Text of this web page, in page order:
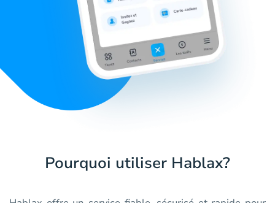
Pourquoi utiliser Hablax?